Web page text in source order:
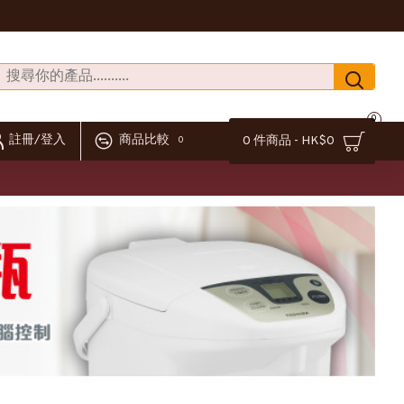
註冊/登入 商品比較 0 0 件商品 - HK$0
0